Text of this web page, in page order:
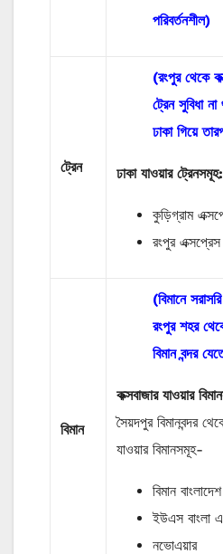
পরিবর্তনশীল)
ট্রেন
(রংপুর থেকে
ট্রেন সুবিধা
ঢাকা গিয়ে
ঢাকা যাওয়ার
কুড়িগ্রাম
রংপুর এক্সপ্রেস
বিমান
(বিমানে
রংপুর শহর
বিমান বন্দর
কক্সবাজার যাওয়ার
সৈয়দপুর বিমানবন্দর
যাওয়ার বিমানসমূহ-
বিমান বাংলাদেশ
ইউএস বাংলা
নভোএয়ার